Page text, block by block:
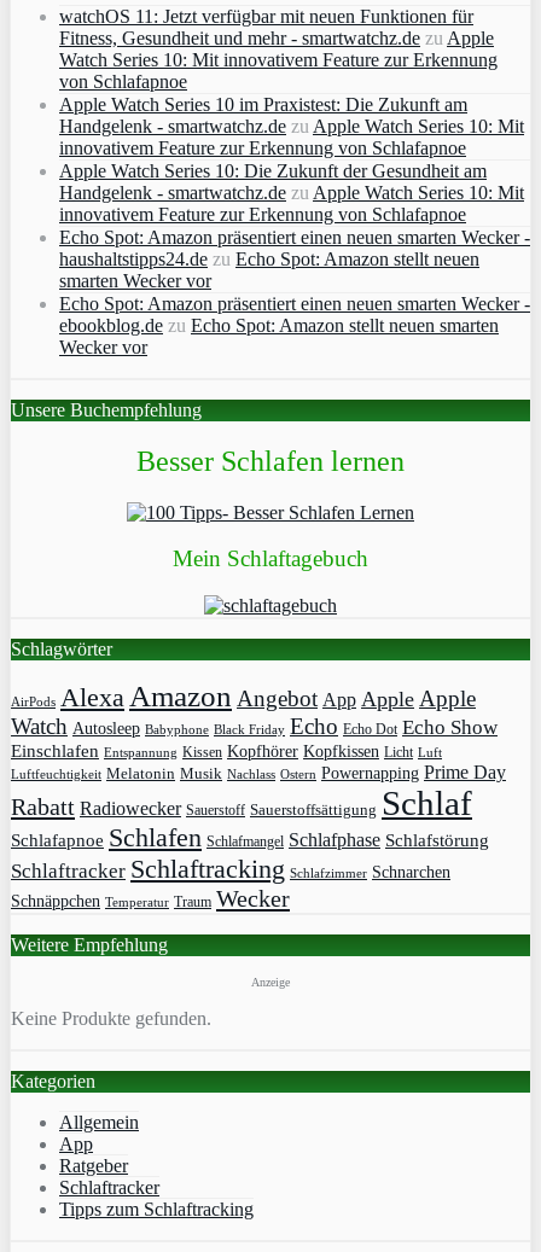
watchOS 11: Jetzt verfügbar mit neuen Funktionen für
Fitness, Gesundheit und mehr - smartwatchz.de zu Apple
Watch Series 10: Mit innovativem Feature zur Erkennung
von Schlafapnoe
Apple Watch Series 10 im Praxistest: Die Zukunft am
Handgelenk - smartwatchz.de zu Apple Watch Series 10: Mit
innovativem Feature zur Erkennung von Schlafapnoe
Apple Watch Series 10: Die Zukunft der Gesundheit am
Handgelenk - smartwatchz.de zu Apple Watch Series 10: Mit
innovativem Feature zur Erkennung von Schlafapnoe
Echo Spot: Amazon präsentiert einen neuen smarten Wecker -
haushaltstipps24.de zu Echo Spot: Amazon stellt neuen
smarten Wecker vor
Echo Spot: Amazon präsentiert einen neuen smarten Wecker -
ebookblog.de zu Echo Spot: Amazon stellt neuen smarten
Wecker vor
Unsere Buchempfehlung
Besser Schlafen lernen
Mein Schlaftagebuch
Schlagwörter
AirPods Alexa Amazon Angebot App Apple Apple
Watch Autosleep Babyphone Black Friday Echo Echo Dot Echo Show
Einschlafen Entspannung Kissen Kopfhörer Kopfkissen Licht Luft
Luftfeuchtigkeit Melatonin Musik Nachlass Ostern Powernapping Prime Day
Rabatt Radiowecker Sauerstoff Sauerstoffsättigung Schlaf
Schlafapnoe Schlafen Schlafmangel Schlafphase Schlafstörung
Schlaftracker Schlaftracking Schlafzimmer Schnarchen
Schnäppchen Temperatur Traum Wecker
Weitere Empfehlung
Anzeige
Keine Produkte gefunden.
Kategorien
Allgemein
App
Ratgeber
Schlaftracker
Tipps zum Schlaftracking